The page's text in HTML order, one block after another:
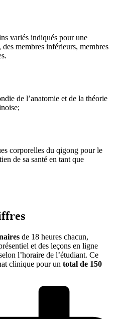
variés indiqués pour une
membres inférieurs, membres
de l’anatomie et de la théorie
corporelles du qigong pour le
de sa santé en tant que
de 18 heures chacun,
et des leçons en ligne
l’horaire de l’étudiant. Ce
clinique pour untotal de 150